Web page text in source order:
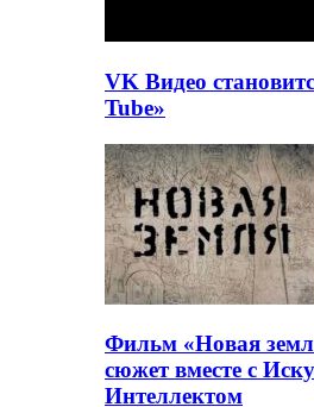
VK Видео
Tube»
Фильм «Новая
сюжет вместе с
Интеллектом